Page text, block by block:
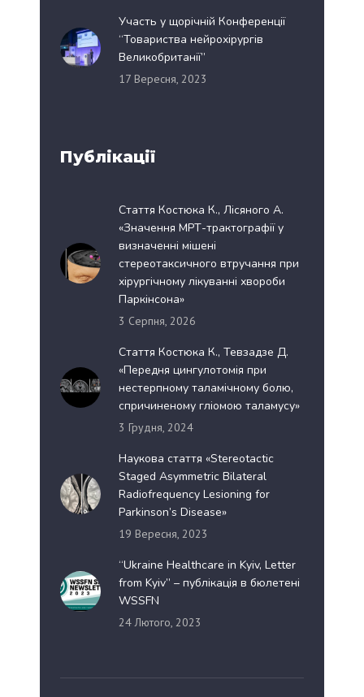
Участь у щорічній Конференції
“Товариства нейрохірургів
Великобританії”
17 Вересня, 2023
Публікації
Стаття Костюка К., Лісяного А.
«Значення МРТ-трактографії у
визначенні мішені
стереотаксичного втручання при
хірургічному лікуванні хвороби
Паркінсона»
3 Серпня, 2026
Стаття Костюка К., Тевзадзе Д.
«Передня цингулотомія при
нестерпному таламічному болю,
спричиненому гліомою таламусу»
3 Грудня, 2024
Наукова стаття «Stereotactic
Staged Asymmetric Bilateral
Radiofrequency Lesioning for
Parkinson’s Disease»
19 Вересня, 2023
“Ukraine Healthcare in Kyiv, Letter
from Kyiv” – публікація в бюлетені
WSSFN
24 Лютого, 2023